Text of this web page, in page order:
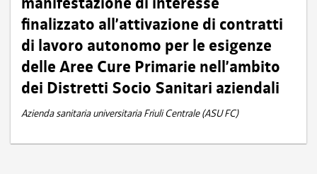
finalizzato all’attivazione di contratti
di lavoro autonomo per le esigenze
delle Aree Cure Primarie nell’ambito
dei Distretti Socio Sanitari aziendali
Azienda sanitaria universitaria Friuli Centrale (ASU FC)